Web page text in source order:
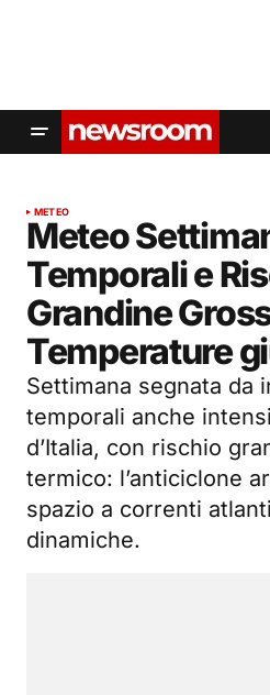
METEO
Meteo
Temporali e
Grandine
Temperature
Settimana segnata da
temporali anche
d’Italia, con rischio
termico: l’anticiclone
spazio a correnti
dinamiche.